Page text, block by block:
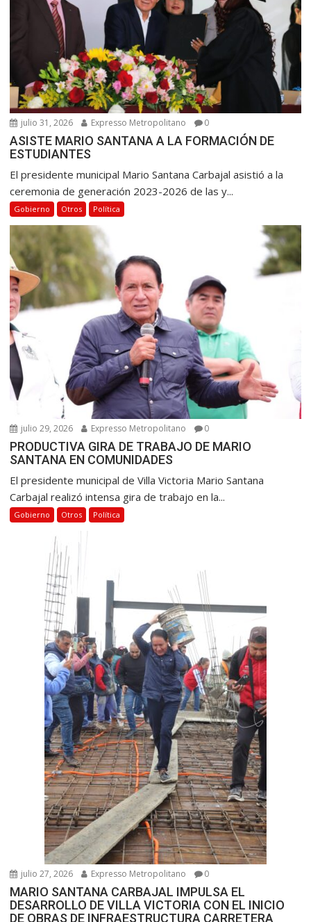
t
d
a
s julio 31, 2026 Expresso Metropolitano 0
ASISTE MARIO SANTANA A LA FORMACIÓN DE
ESTUDIANTES
El presidente municipal Mario Santana Carbajal asistió a la
ceremonia de generación 2023-2026 de las y...
Gobierno Otros Política
julio 29, 2026 Expresso Metropolitano 0
PRODUCTIVA GIRA DE TRABAJO DE MARIO
SANTANA EN COMUNIDADES
El presidente municipal de Villa Victoria Mario Santana
Carbajal realizó intensa gira de trabajo en la...
Gobierno Otros Política
julio 27, 2026 Expresso Metropolitano 0
MARIO SANTANA CARBAJAL IMPULSA EL
DESARROLLO DE VILLA VICTORIA CON EL INICIO
DE OBRAS DE INFRAESTRUCTURA CARRETERA